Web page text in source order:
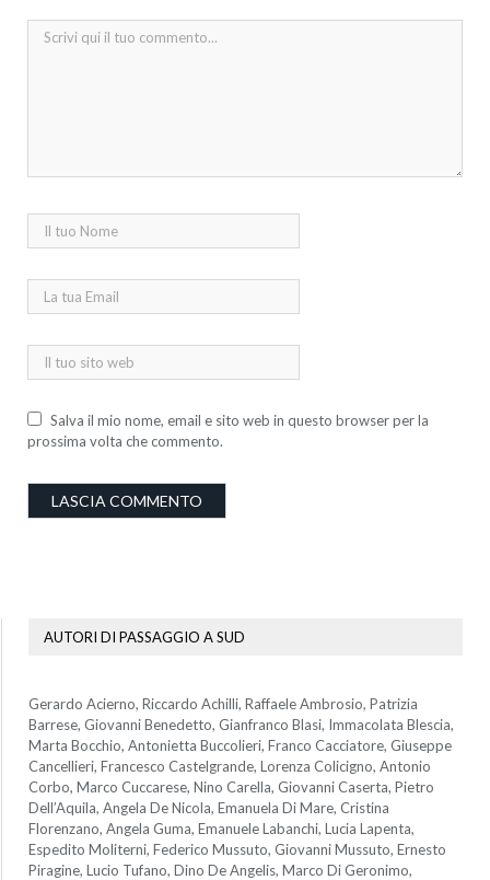
Salva il mio nome, email e sito web in questo browser per la
prossima volta che commento.
AUTORI DI PASSAGGIO A SUD
Gerardo Acierno, Riccardo Achilli, Raffaele Ambrosio, Patrizia
Barrese, Giovanni Benedetto, Gianfranco Blasi, Immacolata Blescia,
Marta Bocchio, Antonietta Buccolieri, Franco Cacciatore, Giuseppe
Cancellieri, Francesco Castelgrande, Lorenza Colicigno, Antonio
Corbo, Marco Cuccarese, Nino Carella, Giovanni Caserta, Pietro
Dell’Aquila, Angela De Nicola, Emanuela Di Mare, Cristina
Florenzano, Angela Guma, Emanuele Labanchi, Lucia Lapenta,
Espedito Moliterni, Federico Mussuto, Giovanni Mussuto, Ernesto
Piragine, Lucio Tufano, Dino De Angelis, Marco Di Geronimo,